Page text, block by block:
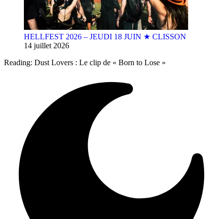
HELLFEST 2026 – JEUDI 18 JUIN ★ CLISSON
14 juillet 2026
Reading: Dust Lovers : Le clip de « Born to Lose »